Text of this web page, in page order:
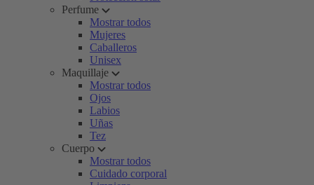
Perfume
Mostrar todos
Mujeres
Caballeros
Unisex
Maquillaje
Mostrar todos
Ojos
Labios
Uñas
Tez
Cuerpo
Mostrar todos
Cuidado corporal